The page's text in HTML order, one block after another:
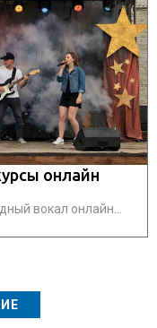
онлайн
вокал онлайн...